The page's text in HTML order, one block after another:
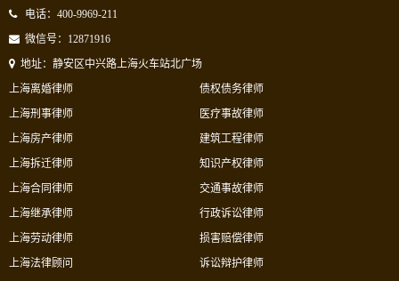
电话：400-9969-211
微信号：12871916
地址：静安区中兴路上海火车站北广场
上海离婚律师
上海刑事律师
上海房产律师
上海拆迁律师
债权债务律师
医疗事故律师
建筑工程律师
知识产权律师
上海合同律师
上海继承律师
上海劳动律师
上海法律顾问
交通事故律师
行政诉讼律师
损害赔偿律师
诉讼辩护律师